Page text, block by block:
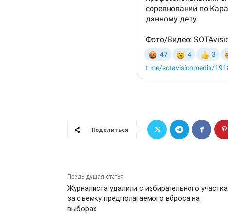
Поделиться
Предыдущая статья
Журналиста удалили с избирательного участка
за съемку предполагаемого вброса на
выборах